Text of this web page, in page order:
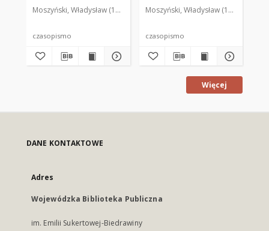
Moszyński, Władysław (1922-2001). Red. Mroczkowski, Włodzimierz
czasopismo
Moszyński, Władysław (1922-2001).
czasopismo
Więcej
DANE KONTAKTOWE
Adres
Wojewódzka Biblioteka Publiczna
im. Emilii Sukertowej-Biedrawiny